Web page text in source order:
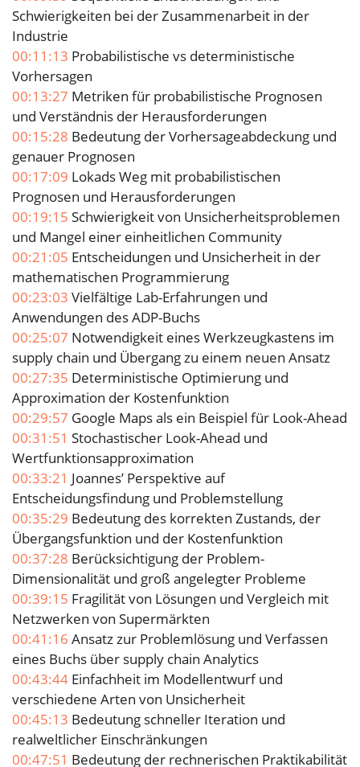
Schwierigkeiten bei der Zusammenarbeit in der
Industrie
00:11:13 Probabilistische vs deterministische
Vorhersagen
00:13:27 Metriken für probabilistische Prognosen
und Verständnis der Herausforderungen
00:15:28 Bedeutung der Vorhersageabdeckung und
genauer Prognosen
00:17:09 Lokads Weg mit probabilistischen
Prognosen und Herausforderungen
00:19:15 Schwierigkeit von Unsicherheitsproblemen
und Mangel einer einheitlichen Community
00:21:05 Entscheidungen und Unsicherheit in der
mathematischen Programmierung
00:23:03 Vielfältige Lab-Erfahrungen und
Anwendungen des ADP-Buchs
00:25:07 Notwendigkeit eines Werkzeugkastens im
supply chain und Übergang zu einem neuen Ansatz
00:27:35 Deterministische Optimierung und
Approximation der Kostenfunktion
00:29:57 Google Maps als ein Beispiel für Look-Ahead
00:31:51 Stochastischer Look-Ahead und
Wertfunktionsapproximation
00:33:21 Joannes’ Perspektive auf
Entscheidungsfindung und Problemstellung
00:35:29 Bedeutung des korrekten Zustands, der
Übergangsfunktion und der Kostenfunktion
00:37:28 Berücksichtigung der Problem-
Dimensionalität und groß angelegter Probleme
00:39:15 Fragilität von Lösungen und Vergleich mit
Netzwerken von Supermärkten
00:41:16 Ansatz zur Problemlösung und Verfassen
eines Buchs über supply chain Analytics
00:43:44 Einfachheit im Modellentwurf und
verschiedene Arten von Unsicherheit
00:45:13 Bedeutung schneller Iteration und
realweltlicher Einschränkungen
00:47:51 Bedeutung der rechnerischen Praktikabilität